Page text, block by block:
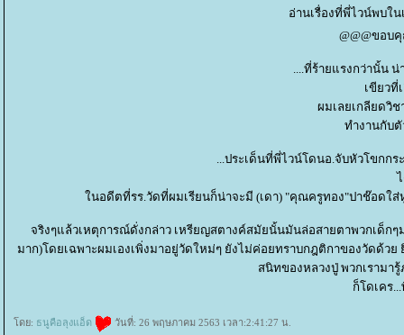
อ่านเรื่องที่พี่ไวน์พบใน
@@@ขอ
....ที่ร้ายแรงกว่านั้น
เขียวที่
ผมเลยเกลียดวิ
ทำงานกับตั
...ประเด็นที่พี่ไวน์โดนอ.จับหัวโขกก
นอดีตที่รร.วัดที่ผมเรียนก็น่าจะมี (เดา) "คุณครูทอง"ปาช๊อดใ
จริงๆแล้วเหตุการณ์ดั่งกล่าว เหรียญสตางค์สมัยนั้นมันล่อสายตาพวกเด็ก
มาก)โดยเฉพาะผมเองเพิ่งมาอยู่วัดใหม่ๆ ยังไม่ค่อยทราบกฎติกาของวัดด้
สนิทของหลวงปู่ พวกเรามา
ก็โดเคร
ดย: ธนูคือลุงแอ็ด วันที่: 26 พฤษภาคม 2563 เวลา:2:41:27 น.